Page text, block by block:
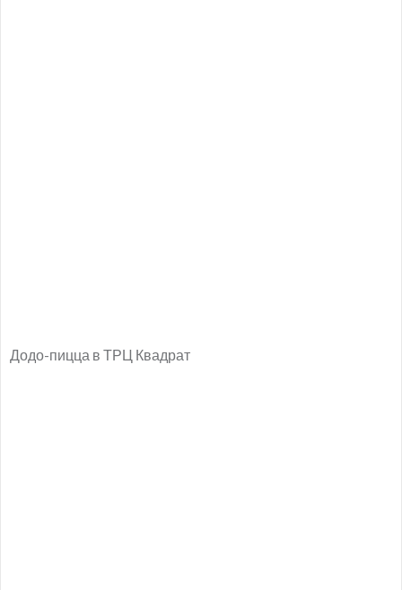
Додо-пицца в ТРЦ Квадрат